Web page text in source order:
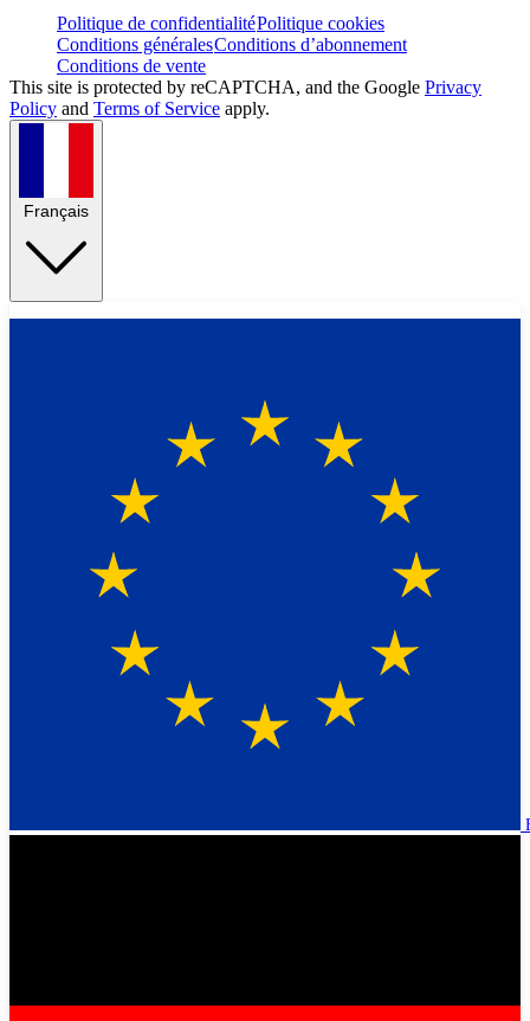
Politique de confidentialitéPolitique cookies
Conditions généralesConditions d’abonnement
Conditions de vente
This site is protected by reCAPTCHA, and the Google Privacy
Policy and Terms of Service apply.
Français